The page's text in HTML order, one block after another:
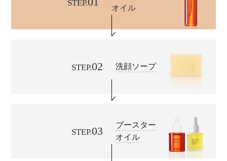
STEP.
オイル
STEP.02 洗顔ソープ
STEP.03
ブースター
オイル